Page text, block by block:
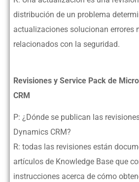
distribución de un problema
actualizaciones solucionan errores
relacionados con la seguridad.
Revisiones y Service Pack de
CRM
P: ¿Dónde se publican las
Dynamics CRM?
R: todas las revisiones están
artículos de Knowledge Base que
instrucciones acerca de cómo